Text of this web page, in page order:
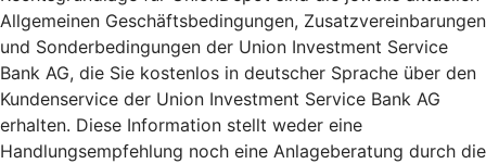
Allgemeinen Geschäftsbedingungen, Zusatzvereinbarungen
und Sonderbedingungen der Union Investment Service
Bank AG, die Sie kostenlos in deutscher Sprache über den
Kundenservice der Union Investment Service Bank AG
erhalten. Diese Information stellt weder eine
Handlungsempfehlung noch eine Anlageberatung durch die